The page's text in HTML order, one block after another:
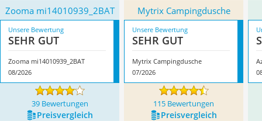
Zooma mi14010939_2BAT Mytrix Campingdusche
Unsere Bewertung
SEHR GUT
Zooma mi14010939_2BAT
08/2026
Unsere Bewertung
SEHR GUT
Mytrix Campingdusche
07/2026
39 Bewertungen 115 Bewertungen
Preis­vergleich Preis­vergleich